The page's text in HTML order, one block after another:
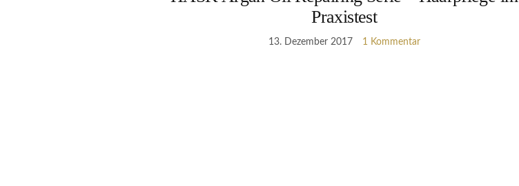
Praxistest
13. Dezember 2017 1 Kommentar